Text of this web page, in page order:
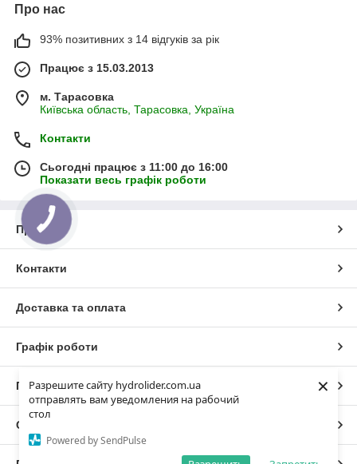
Разрешите сайту hydrolider.com.ua
отправлять вам уведомления на рабочий
стол
Powered by SendPulse
×
Про нас
93% позитивних з 14 відгуків за рік
Працює з 15.03.2013
м. Тарасовка
Київська область, Тарасовка, Україна
Контакти
Сьогодні працює з 11:00 до 16:00
Показати весь графік роботи
Про нас
Контакти
Доставка та оплата
Графік роботи
Повна версія сайту
Сайт створено на маркетплейсі